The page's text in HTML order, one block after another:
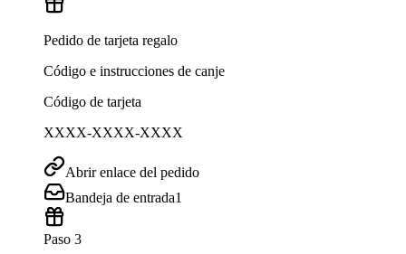
Pedido de tarjeta regalo
Código e instrucciones de canje
Código de tarjeta
XXXX-XXXX-XXXX
Abrir enlace del pedido
Bandeja de entrada1
Paso 3